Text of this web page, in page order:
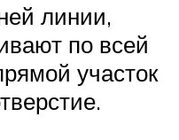
линии,
по всей
участок